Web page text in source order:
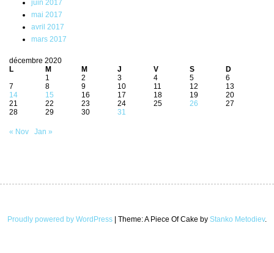
juin 2017
mai 2017
avril 2017
mars 2017
décembre 2020
L
M M J V S
D
1
2 3 4 5
6
7
8 9 10 11 12
13
14
15 16 17 18 19
20
21
22 23 24 25 26
27
28
29 30 31
« Nov Jan »
Proudly powered by WordPress Theme: A Piece Of Cake by Stanko Metodiev.